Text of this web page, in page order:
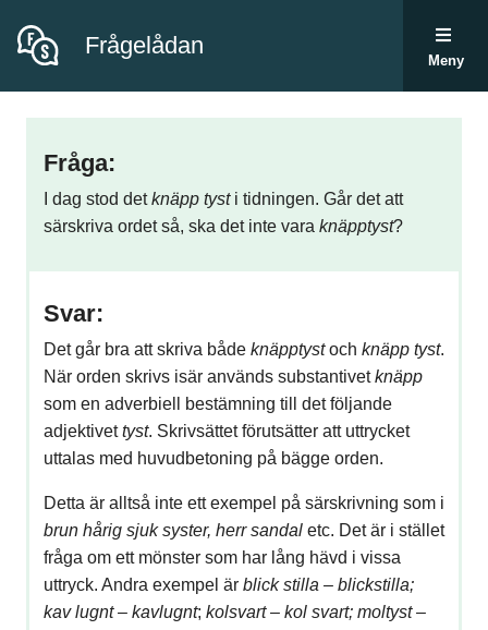
Frågelådan
Meny
Fråga:
I dag stod detknäpp tyst i tidningen. Går det att
särskriva ordet så, ska det inte vara knäpptyst?
Svar:
Det går bra att skriva både knäpptystoch knäpp tyst.
När orden skrivs isär används substantivetknäpp
som en adverbiell bestämning till det följande
adjektivettyst. Skrivsättet förutsätter att uttrycket
uttalas med huvudbetoning på bägge orden.
Detta är alltså inte ett exempel på särskrivning som i
brun hårig sjuk syster, herr sandal etc. Det är i stället
fråga om ett mönster som har lång hävd i vissa
uttryck. Andra exempel är blick stilla – blickstilla;
kav lugnt– kavlugnt; kolsvart – kol svart; moltyst–